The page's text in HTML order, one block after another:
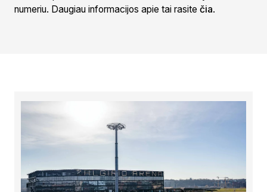
numeriu. Daugiau informacijos apie tai rasite čia.